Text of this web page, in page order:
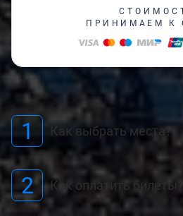
ПРИНИМАЕМ К
1 Как выбрать места?
2 Как оплатить билеты?